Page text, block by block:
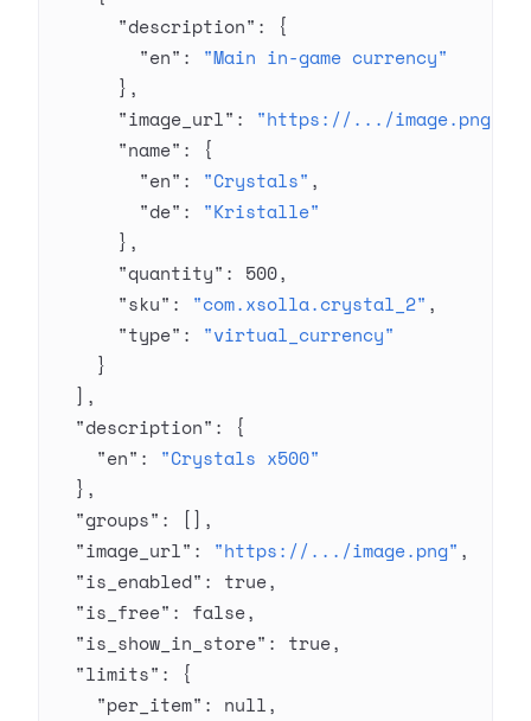
      "description"
: {
        "en"
: "Main in-game currency"
      },
      "image_url"
: "https://.../image.png"
      "name"
: {
        "en"
: "Crystals" ,
        "de"
: "Kristalle"
      },
      "quantity"
: 500,
      "sku"
: "com.xsolla.crystal_2" ,
      "type"
: "virtual_currency"
    }
  ],
  "description"
: {
    "en"
: "Crystals x500"
  },
  "groups"
: [],
  "image_url"
: "https://.../image.png" ,
  "is_enabled"
: true,
  "is_free"
: false,
  "is_show_in_store"
: true,
  "limits"
: {
    "per_item"
: null,